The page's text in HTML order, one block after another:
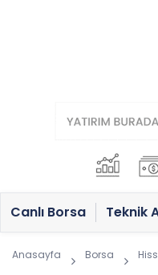
Canlı Borsa Teknik
Anasayfa Borsa